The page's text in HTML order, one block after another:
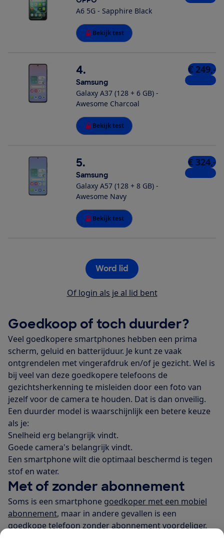
A6 5G - Sapphire Black
Bekijk test
4.
Samsung
Galaxy A37 (128 + 6 GB) -
Awesome Charcoal
Bekijk test
€ 249,-
5 winkels
5.
Samsung
Galaxy A57 (128 + 8 GB) -
Awesome Navy
Bekijk test
€ 324,-
5 winkels
Word lid
Of login als je al lid bent
Goedkoop of toch duurder?
Veel goedkopere smartphones hebben een prima
scherm, geluid en batterijduur. Je kunt ze vaak
ontgrendelen met vingerafdruk en/of je gezicht. Wel is
bij veel van deze goedkopere telefoons de
gezichtsherkenning te misleiden door een foto van
jezelf voor de camera te houden. Dat is dan onveilig.
Een duurder model is waarschijnlijk een betere keuze
als je:
Snelheid erg belangrijk vindt.
Goede camera's belangrijk vindt.
Een smartphone wilt die optimaal beschermd is tegen
stof en water.
Met of zonder abonnement
Soms is een smartphone goedkoper met een mobiel
abonnement, maar in andere gevallen is een
goedkope telefoon zonder abonnementvoordeliger.